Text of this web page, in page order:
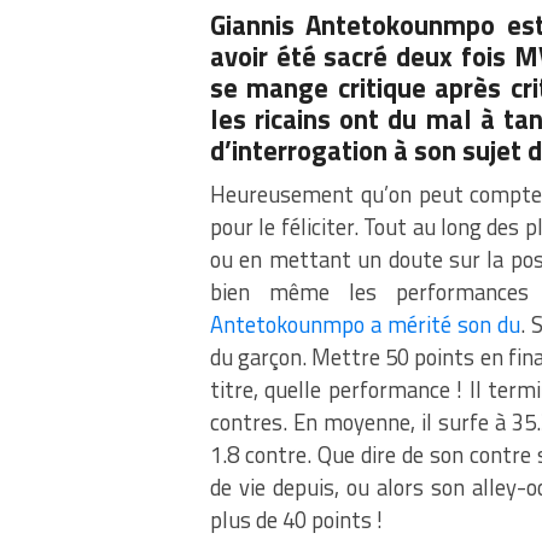
Giannis Antetokounmpo
avoir été sacré deux fois
se mange critique après
les ricains ont du mal à
d’interrogation à son sujet
Heureusement qu’on peut
pour le féliciter. Tout au long des
ou en mettant un doute sur la
bien même les
Antetokounmpo a mérité son du.
du garçon. Mettre 50 points en
titre, quelle performance ! Il
contres. En moyenne, il surfe à
1.8 contre. Que dire de son contre
de vie depuis, ou alors son alley-
plus de 40 points !